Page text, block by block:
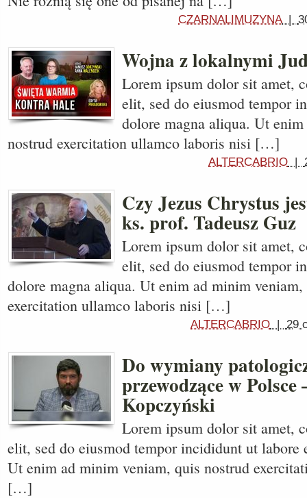
CZARNALIMUZYNA|
Wojna z lokalnymi
Lorem ipsum dolor sit amet,
elit, sed do eiusmod tempor
dolore magna aliqua. Ut
nostrud exercitation ullamco laboris nisi […]
ALTERCABRIO |
Czy Jezus Chrystus
ks. prof. Tadeusz Guz
Lorem ipsum dolor sit amet,
elit, sed do eiusmod tempor
dolore magna aliqua. Ut enim ad minim
exercitation ullamco laboris nisi […]
ALTERCABRIO | 29
Do wymiany
przewodzące w Polsce
Kopczyński
Lorem ipsum dolor sit amet,
elit, sed do eiusmod tempor incididunt ut labore
Ut enim ad minim veniam, quis nostrud
[…]